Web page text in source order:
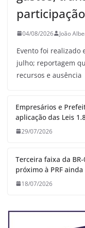
04/08/2026 João
Evento foi realizado
julho; reportagem
recursos e ausência
Empresários e
aplicação das Leis
29/07/2026
Terceira faixa da
próximo à PRF
18/07/2026